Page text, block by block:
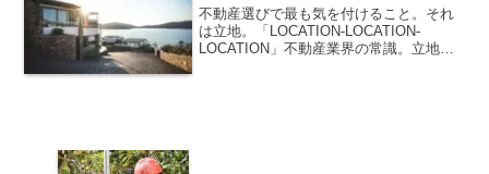
不動産選びで最も気を付けること。それ
は立地。「LOCATION-LOCATION-
LOCATION」不動産業界の常識。立地さ